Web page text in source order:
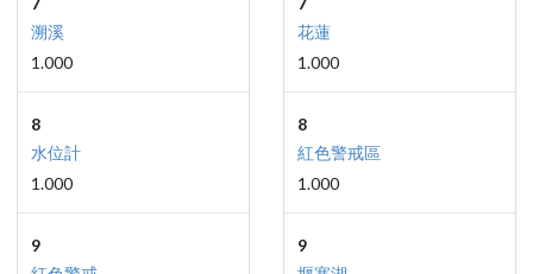
溯溪
1.000
8
水位計
1.000
9
花蓮
1.000
8
紅色警戒區
1.000
9